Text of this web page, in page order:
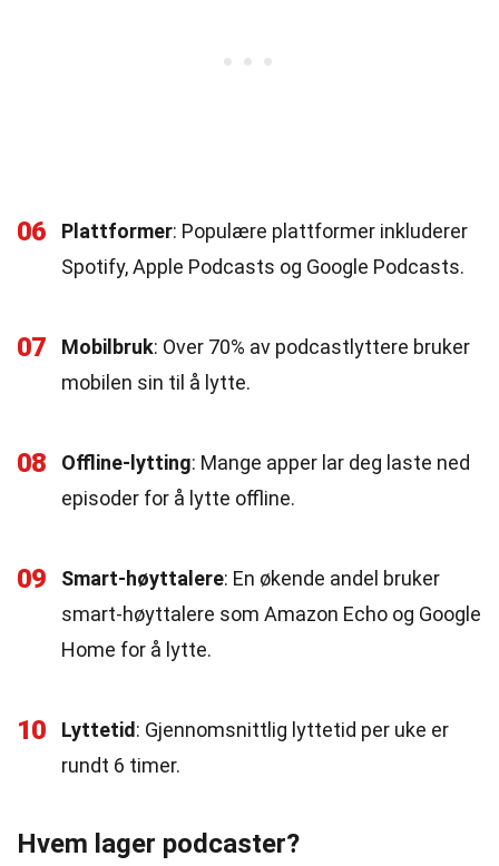
06 Plattformer: Populære plattformer inkluderer
Spotify, Apple Podcasts og Google Podcasts.
07 Mobilbruk: Over 70% av podcastlyttere bruker
mobilen sin til å lytte.
08 Offline-lytting: Mange apper lar deg laste ned
episoder for å lytte offline.
09 Smart-høyttalere: En økende andel bruker
smart-høyttalere som Amazon Echo og Google
Home for å lytte.
10 Lyttetid : Gjennomsnittlig lyttetid per uke er
rundt 6 timer.
Hvem lager podcaster?